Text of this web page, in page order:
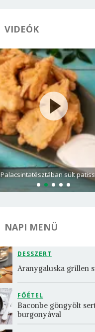
VIDEÓK
Palacsintatésztában sült
NAPI MENÜ
DESSZERT
Aranygaluska grillen
FŐÉTEL
Baconbe göngyölt
burgonyával
Mégse